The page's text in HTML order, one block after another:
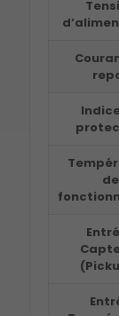
de